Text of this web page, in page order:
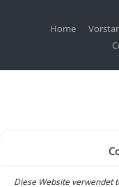
Diese Website verwendet
Home